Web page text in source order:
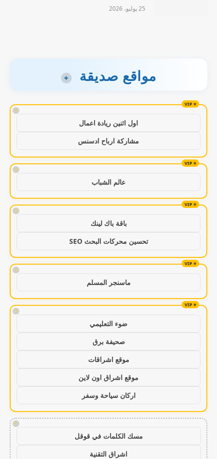
25 يوليو، 2026
مواقع صديقة +
!
اول اثنين ريادة اعمال
مشاركة ارباح ادسنس
!
عالم الشباب
!
باقة باك لينك
تحسين محركات البحث SEO
!
ماسنجر المسلم
!
ضوء التعليمي
صحيفة برق
موقع اشراقات
موقع اشراق اون لاين
اركان سياحة وسفر
!
مسك الكلمات في قوقل
اشراق التقنية